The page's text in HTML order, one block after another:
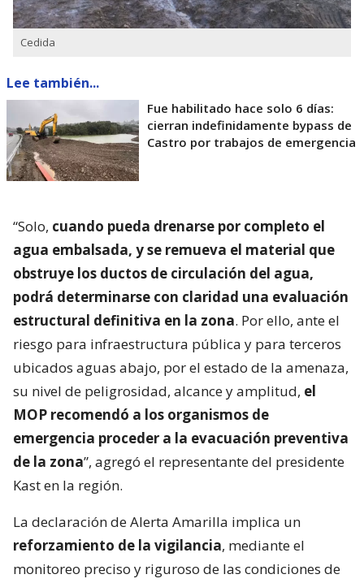
Cedida
Lee también...
Fue habilitado hace solo 6 días:
cierran indefinidamente bypass de
Castro por trabajos de emergencia
“Solo, cuando pueda drenarse por completo el
agua embalsada, y se remueva el material que
obstruye los ductos de circulación del agua,
podrá determinarse con claridad una evaluación
estructural definitiva en la zona. Por ello, ante el
riesgo para infraestructura pública y para terceros
ubicados aguas abajo, por el estado de la amenaza,
su nivel de peligrosidad, alcance y amplitud, el
MOP recomendó a los organismos de
emergencia proceder a la evacuación preventiva
de la zona”, agregó el representante del presidente
Kast en la región.
La declaración de Alerta Amarilla implica un
reforzamiento de la vigilancia, mediante el
monitoreo preciso y riguroso de las condiciones de